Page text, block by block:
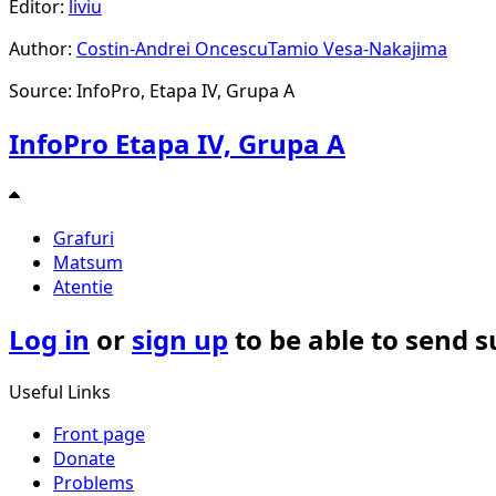
Editor: liviu
Author: Costin-Andrei OncescuTamio Vesa-Nakajima
Source: InfoPro, Etapa IV, Grupa A
InfoPro Etapa IV, Grupa A
Grafuri
Matsum
Atentie
Log in or sign upto be able to send
Useful Links
Front page
Donate
Problems